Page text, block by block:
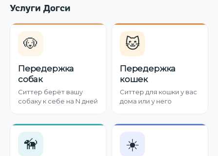
Услуги Догси
🐶
Передержка
собак
Ситтер берёт вашу
собаку к себе на N дней
🐱
Передержка
кошек
Ситтер для кошки у вас
дома или у него
🦮 ☀️